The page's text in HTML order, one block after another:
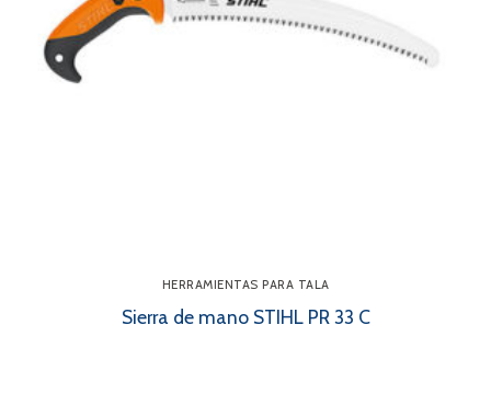
HERRAMIENTAS PARA TALA
Sierra de mano STIHL PR 33 C